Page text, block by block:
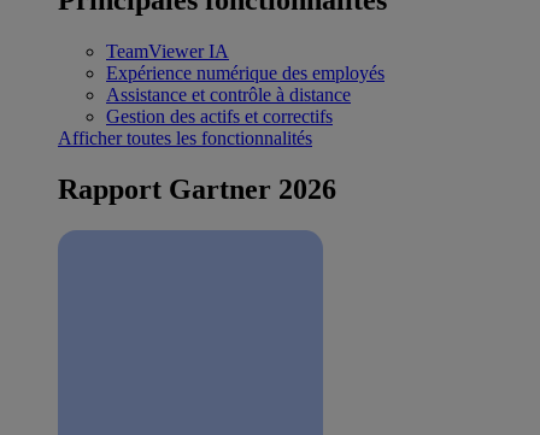
TeamViewer IA
Expérience numérique des employés
Assistance et contrôle à distance
Gestion des actifs et correctifs
Afficher toutes les fonctionnalités
Rapport Gartner 2026